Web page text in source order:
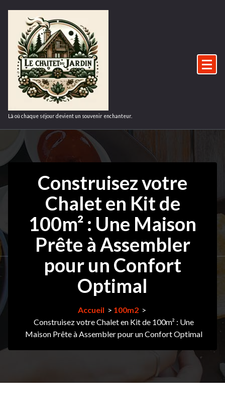
contenu
Là où chaque séjour devient un souvenir enchanteur.
Construisez votre
Chalet en Kit de
100m² : Une Maison
Prête à Assembler
pour un Confort
Optimal
Accueil > 100m2>
Construisez votre Chalet en Kit de 100m² : Une
Maison Prête à Assembler pour un Confort Optimal